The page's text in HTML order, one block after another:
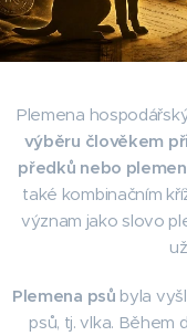
Plemena
výběru člověkem
předků nebo plemen
také kombinačním
význam jako slovo
Plemena psů byla
psů, tj. vlka. Během